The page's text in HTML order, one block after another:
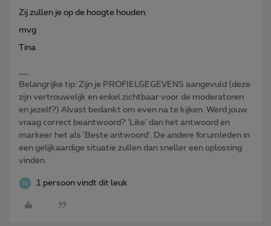
Zij zullen je op de hoogte houden.
mvg
Tina
Belangrijke tip: Zijn je PROFIELGEGEVENS aangevuld (deze
zijn vertrouwelijk en enkel zichtbaar voor de moderatoren
en jezelf?) Alvast bedankt om even na te kijken. Werd jouw
vraag correct beantwoord? ‘Like’ dan het antwoord en
markeer het als 'Beste antwoord'. De andere forumleden in
een gelijkaardige situatie zullen dan sneller een oplossing
vinden.
1 persoon vindt dit leuk